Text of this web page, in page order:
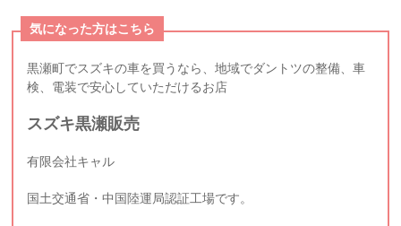
気になった方はこちら
黒瀬町でスズキの車を買うなら、地域でダントツの整備、車
検、電装で安心していただけるお店
スズキ黒瀬販売
有限会社キャル
国土交通省・中国陸運局認証工場です。